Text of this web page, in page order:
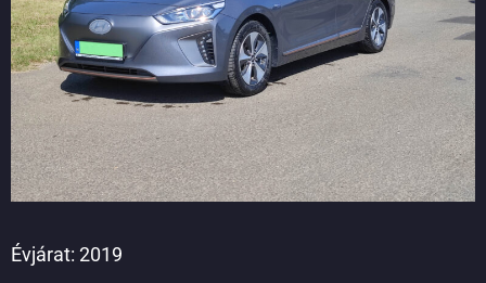
Évjárat: 2019